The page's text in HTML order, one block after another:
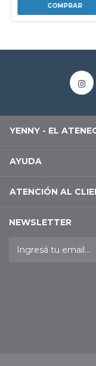
YENNY - EL
AYUDA
ATENCIÓN AL
NEWSLETTER